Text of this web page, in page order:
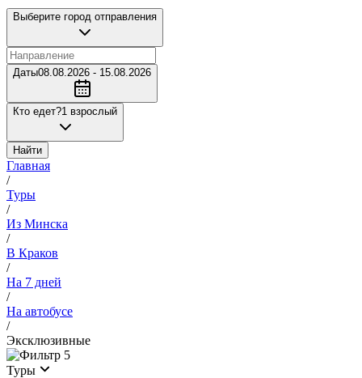
Выберите город отправления
Даты08.08.2026 - 15.08.2026
Кто едет?1 взрослый
Найти
Главная
/
Туры
/
Из Минска
/
В Краков
/
На 7 дней
/
На автобусе
/
Эксклюзивные
5
Туры